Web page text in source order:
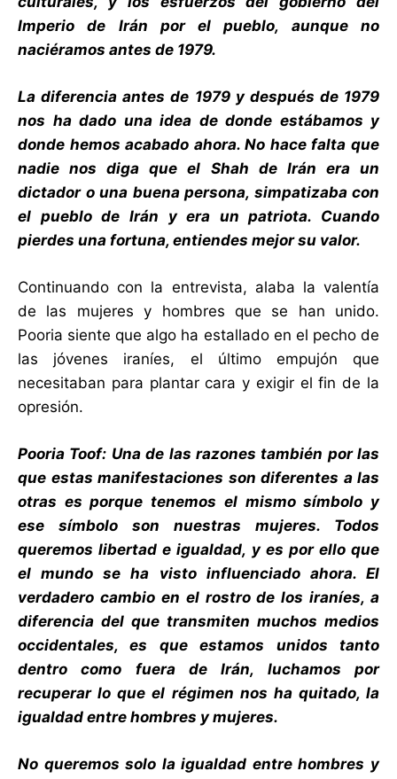
Imperio de Irán por el pueblo, aunque no
naciéramos antes de 1979.
La diferencia antes de 1979 y después de 1979
nos ha dado una idea de donde estábamos y
donde hemos acabado ahora. No hace falta que
nadie nos diga que el Shah de Irán era un
dictador o una buena persona, simpatizaba con
el pueblo de Irán y era un patriota. Cuando
pierdes una fortuna, entiendes mejor su valor.
Continuando con la entrevista, alaba la valentía
de las mujeres y hombres que se han unido.
Pooria siente que algo ha estallado en el pecho de
las jóvenes iraníes, el último empujón que
necesitaban para plantar cara y exigir el fin de la
opresión.
Pooria Toof: Una de las razones también por las
que estas manifestaciones son diferentes a las
otras es porque tenemos el mismo símbolo y
ese símbolo son nuestras mujeres. Todos
queremos libertad e igualdad, y es por ello que
el mundo se ha visto influenciado ahora. El
verdadero cambio en el rostro de los iraníes, a
diferencia del que transmiten muchos medios
occidentales, es que estamos unidos tanto
dentro como fuera de Irán, luchamos por
recuperar lo que el régimen nos ha quitado, la
igualdad entre hombres y mujeres.
No queremos solo la igualdad entre hombres y